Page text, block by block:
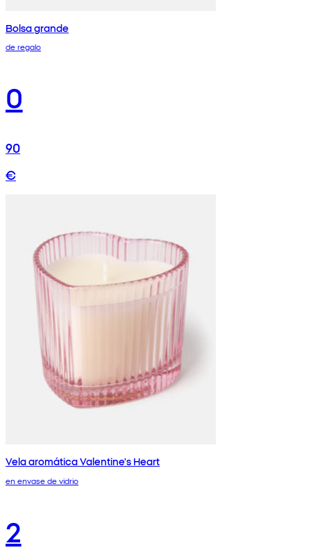
Bolsa grande
de regalo
0
90
€
Vela aromática Valentine's Heart
en envase de vidrio
2